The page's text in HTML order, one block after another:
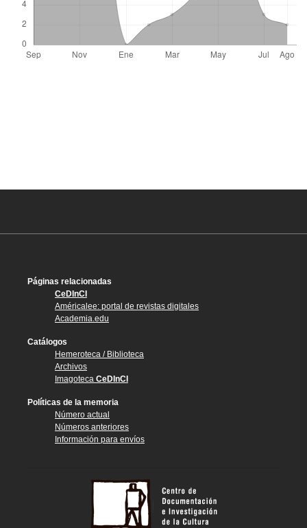
Páginas relacionadas
CeDInCI
Américalee: portal de revistas digitales
Academia.edu
Catálogos
Hemeroteca / Biblioteca
Archivos
Imagoteca CeDInCI
Políticas de la memoria
Número actual
Números anteriores
Información para envíos